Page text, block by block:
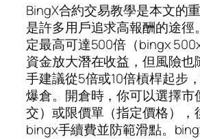
BingX合約交易教學是本文的
是許多用戶追求高報酬的途徑
定最高可達500倍（bingx
資金放大潛在收益，但風險也
手建議從5倍或10倍槓桿起步
爆倉。開倉時，你可以選擇市
交）或限價單（指定價格），
bingx手續費並防範滑點。